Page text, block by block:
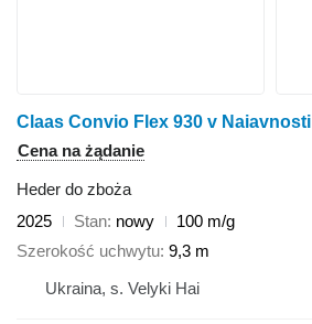
Claas Convio Flex 930 v Naiavnosti
Cena na żądanie
Heder do zboża
2025
Stan nowy
100 m/g
Szerokość uchwytu 9,3 m
Ukraina, s. Velyki Hai